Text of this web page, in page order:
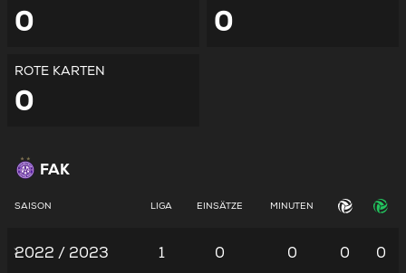
0 0
ROTE KARTEN
0
FAK
SAISON LIGA EINSÄTZE MINUTEN
2022 / 2023 1 0 0 0 0